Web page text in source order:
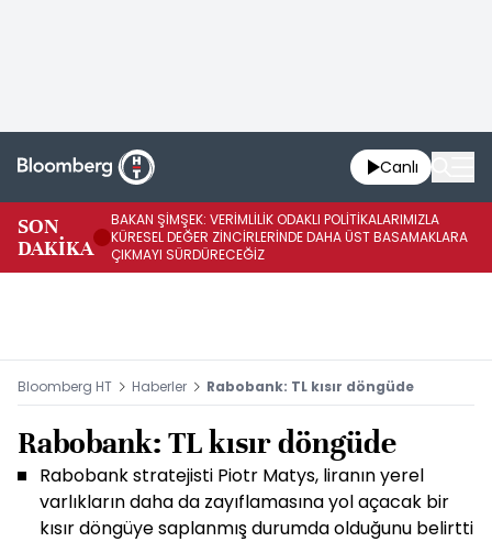
Canlı
SON
DAKİKA
BAKAN ŞİMŞEK: VERİMLİLİK ODAKLI POLİTİKALARIMIZLA
KÜRESEL DEĞER ZİNCİRLERİNDE DAHA ÜST BASAMAKLARA
ÇIKMAYI SÜRDÜRECEĞİZ
Bloomberg HT Haberler Rabobank: TL kısır döngüde
Rabobank: TL kısır döngüde
Rabobank stratejisti Piotr Matys, liranın yerel
varlıkların daha da zayıflamasına yol açacak bir
kısır döngüye saplanmış durumda olduğunu belirtti